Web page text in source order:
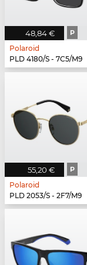
48,84 € P
Polaroid
PLD 4180/S - 7C5/M9
55,20 € P
Polaroid
PLD 2053/S - 2F7/M9